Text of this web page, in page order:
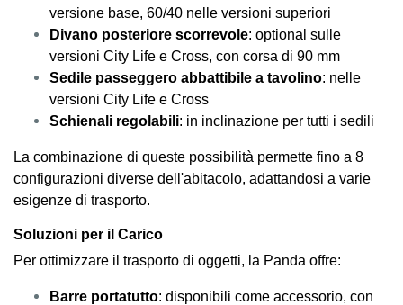
versione base, 60/40 nelle versioni superiori
Divano posteriore scorrevole: optional sulle
versioni City Life e Cross, con corsa di 90 mm
Sedile passeggero abbattibile a tavolino: nelle
versioni City Life e Cross
Schienali regolabili: in inclinazione per tutti i sedili
La combinazione di queste possibilità permette fino a 8
configurazioni diverse dell'abitacolo, adattandosi a varie
esigenze di trasporto.
Soluzioni per il Carico
Per ottimizzare il trasporto di oggetti, la Panda offre:
Barre portatutto: disponibili come accessorio, con